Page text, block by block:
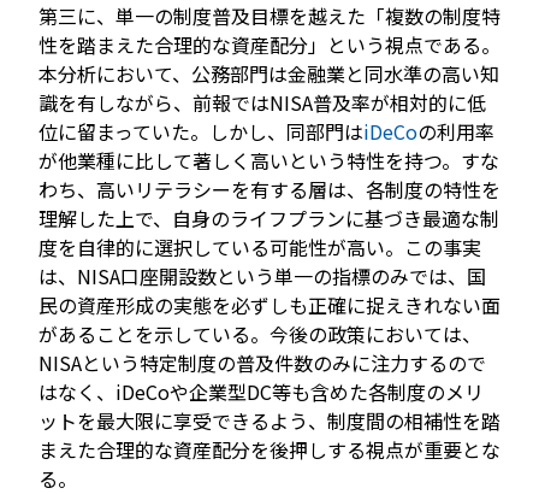
第三に、単一の制度普及目標を越えた「複数の制度特
性を踏まえた合理的な資産配分」という視点である。
本分析において、公務部門は金融業と同水準の高い知
識を有しながら、前報ではNISA普及率が相対的に低
位に留まっていた。しかし、同部門はiDeCoの利用率
が他業種に比して著しく高いという特性を持つ。すな
わち、高いリテラシーを有する層は、各制度の特性を
理解した上で、自身のライフプランに基づき最適な制
度を自律的に選択している可能性が高い。この事実
は、NISA口座開設数という単一の指標のみでは、国
民の資産形成の実態を必ずしも正確に捉えきれない面
があることを示している。今後の政策においては、
NISAという特定制度の普及件数のみに注力するので
はなく、iDeCoや企業型DC等も含めた各制度のメリ
ットを最大限に享受できるよう、制度間の相補性を踏
まえた合理的な資産配分を後押しする視点が重要とな
る。